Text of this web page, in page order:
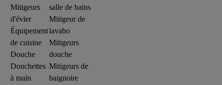
Mitigeurs
d'évier
Équipement
de cuisine
Douche
Douchettes
à main
salle de bains
Mitigeur de
lavabo
Mitigeurs
douche
Mitigeurs de
baignoire